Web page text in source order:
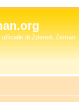
ufficiale di Zdenek Zeman